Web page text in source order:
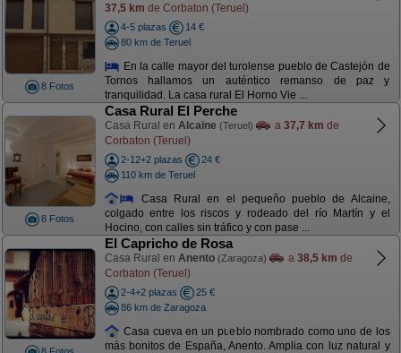
8 Fotos
37,5 km de Corbaton (Teruel)
4-5 plazas
14 €
80 km de Teruel
En la calle mayor del turolense pueblo de Castejón de
Tornos hallamos un auténtico remanso de paz y
tranquilidad. La casa rural El Horno Vie ...
8 Fotos
Casa Rural El Perche
Casa Rural en Alcaine (Teruel) a 37,7 km de
Corbaton (Teruel)
2-12+2 plazas
24 €
110 km de Teruel
Casa Rural en el pequeño pueblo de Alcaine,
colgado entre los riscos y rodeado del río Martín y el
Hocino, con calles sin tráfico y con pase ...
El Capricho de Rosa
Casa Rural en Anento (Zaragoza) a 38,5 km de
Corbaton (Teruel)
2-4+2 plazas
25 €
86 km de Zaragoza
Casa cueva en un pueblo nombrado como uno de los
más bonitos de España, Anento. Amplia con luz natural y